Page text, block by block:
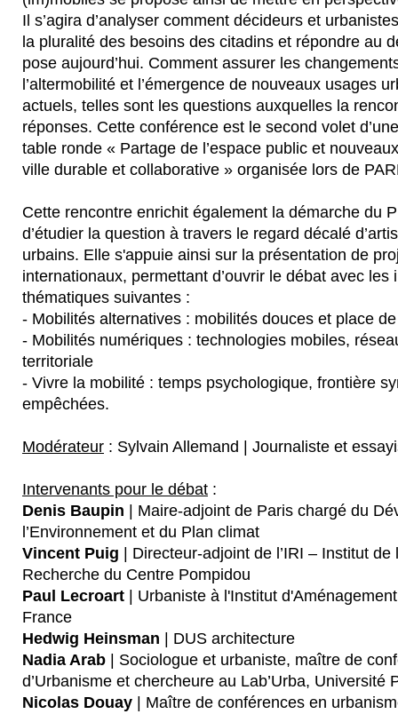
Il s’agira d’analyser comment décideurs et
la pluralité des besoins des citadins et répondre au
pose aujourd’hui. Comment assurer les
l’altermobilité et l’émergence de nouveaux usages
actuels, telles sont les questions auxquelles la
réponses. Cette conférence est le second volet
table ronde « Partage de l’espace public et
ville durable et collaborative » organisée lors de
Cette rencontre enrichit également la démarche du
d’étudier la question à travers le regard décalé
urbains. Elle s'appuie ainsi sur la présentation de
internationaux, permettant d’ouvrir le débat avec
thématiques suivantes :
- Mobilités alternatives : mobilités douces et place
- Mobilités numériques : technologies mobiles,
territoriale
- Vivre la mobilité : temps psychologique, frontière
empêchées.
Modérateur : Sylvain Allemand | Journaliste et
Intervenants pour le débat :
Denis Baupin | Maire-adjoint de Paris chargé du
l’Environnement et du Plan climat
Vincent Puig | Directeur-adjoint de l’IRI – Institut de
Recherche du Centre Pompidou
Paul Lecroart | Urbaniste à l'Institut
France
Hedwig Heinsman | DUS architecture
Nadia Arab | Sociologue et urbaniste, maître de
d’Urbanisme et chercheure au Lab’Urba, Université
Nicolas Douay | Maître de conférences en